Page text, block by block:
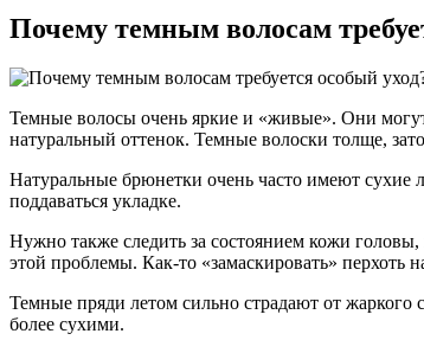
Почему темным волосам
Темные волосы очень яркие и «живые». Они
натуральный оттенок. Темные волоски толще,
Натуральные брюнетки очень часто имеют
поддаваться укладке.
Нужно также следить за состоянием кожи
этой проблемы. Как-то «замаскировать»
Темные пряди летом сильно страдают от
более сухими.